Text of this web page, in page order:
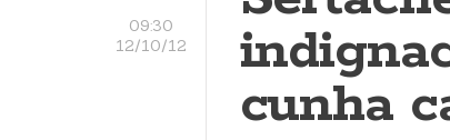
09:30
12/10/12
cunha